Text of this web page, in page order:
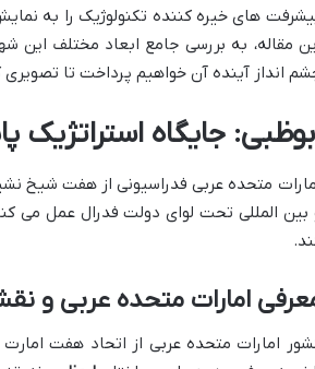
های خیره کننده تکنولوژیک را به
مقاله، به بررسی جامع ابعاد مختلف این
انداز آینده آن خواهیم پرداخت تا
جایگاه استراتژیک
متحده عربی فدراسیونی از هفت شیخ
بین المللی تحت لوای دولت فدرال عمل می
امارات متحده عربی و
امارات متحده عربی از اتحاد هفت